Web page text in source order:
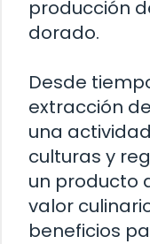
producción
dorado.
Desde
extracción
una
culturas y
un producto
valor
beneficios